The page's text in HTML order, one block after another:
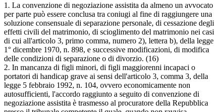
1. La convenzione di negoziazione assistita da almeno un avvocato
per parte può essere conclusa tra coniugi al fine di raggiungere una
soluzione consensuale di separazione personale, di cessazione degli
effetti civili del matrimonio, di scioglimento del matrimonio nei casi
di cui all'articolo 3, primo comma, numero 2), lettera b), della legge
1° dicembre 1970, n. 898, e successive modificazioni, di modifica
delle condizioni di separazione o di divorzio. (16)
2. In mancanza di figli minori, di figli maggiorenni incapaci o
portatori di handicap grave ai sensi dell'articolo 3, comma 3, della
legge 5 febbraio 1992, n. 104, ovvero economicamente non
autosufficienti, l'accordo raggiunto a seguito di convenzione di
negoziazione assistita è trasmesso al procuratore della Repubblica